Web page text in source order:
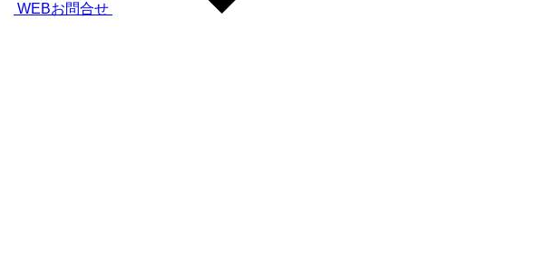
WEBお問合せ